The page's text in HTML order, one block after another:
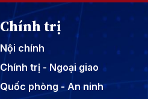
Chính trị
Nội chính
Chính trị - Ngoại giao
Quốc phòng - An ninh